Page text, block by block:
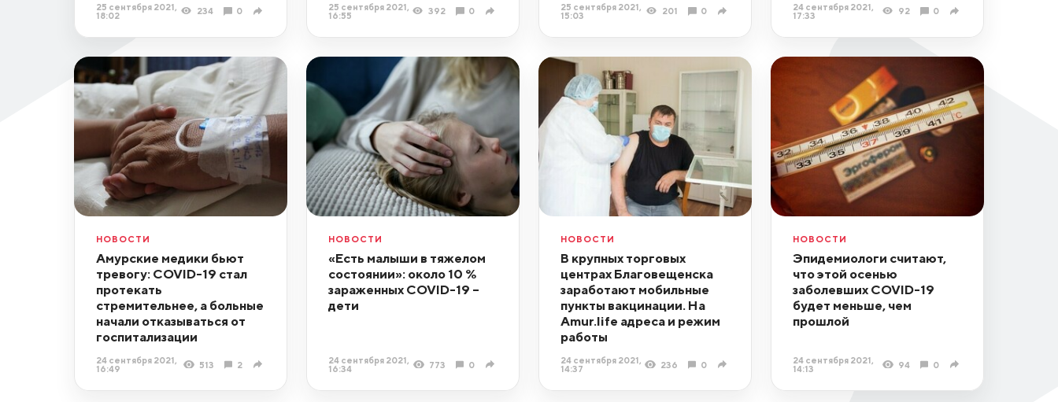
25 сентября 2021,
18:02
234 0
25 сентября 2021,
16:55
392 0
25 сентября 2021,
15:03
201 0
24 сентября 2021,
17:33
92 0
НОВОСТИ
Амурские медики бьют
тревогу: COVID-19 стал
протекать
стремительнее, а больные
начали отказываться от
госпитализации
24 сентября 2021,
16:49
513 2
НОВОСТИ
«Есть малыши в тяжелом
состоянии»: около 10 %
зараженных COVID-19 –
дети
24 сентября 2021,
16:34
773 0
НОВОСТИ
В крупных торговых
центрах Благовещенска
заработают мобильные
пункты вакцинации. На
Amur.life адреса и режим
работы
24 сентября 2021,
14:37
236 0
НОВОСТИ
Эпидемиологи считают,
что этой осенью
заболевших COVID-19
будет меньше, чем
прошлой
24 сентября 2021,
14:13
94 0